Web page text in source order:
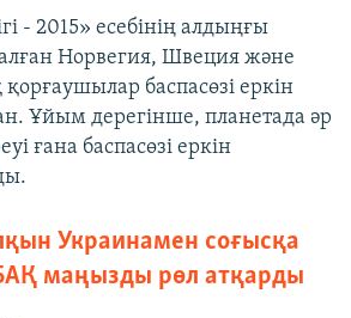
- 2015» есебінің алдыңғы
Норвегия, Швеция және
баспасөзі еркін
Ұйым дерегінше, планетада әр
ғана баспасөзі еркін
Украинамен соғысқа
маңызды рөл атқарды